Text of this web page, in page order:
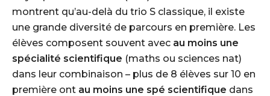
montrent qu’au-delà du trio S classique, il existe
une grande diversité de parcours en première. Les
élèves composent souvent avec au moins une
spécialité scientifique (maths ou sciences nat)
dans leur combinaison – plus de 8 élèves sur 10 en
première ont au moins une spé scientifique dans